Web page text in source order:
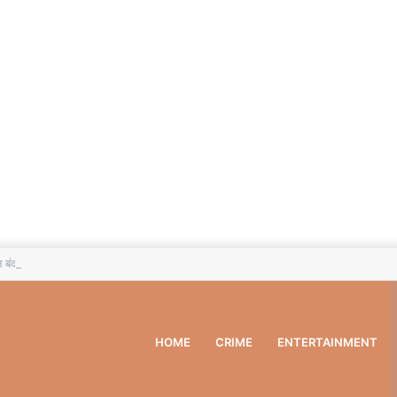
10 अगस्त से बक्सर में चलेगा विशेष पौधारोपण अभियान
HOME CRIME ENTERTAINMENT